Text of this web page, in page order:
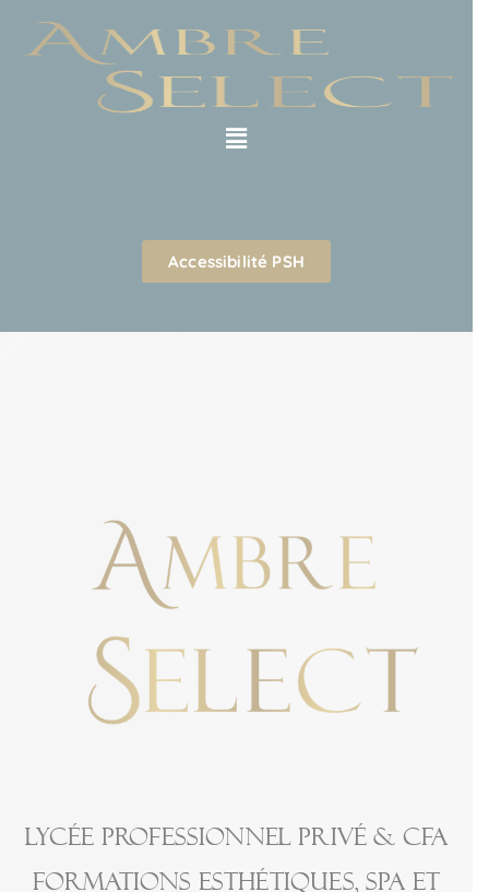
Accessibilité PSH
LYCÉE PROFESSIONNEL PRIVÉ & CFA
FORMATIONS ESTHÉTIQUES, SPA ET